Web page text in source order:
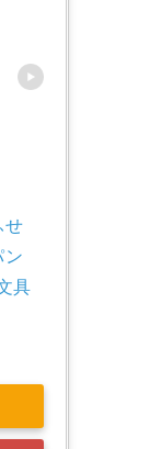
せ
ン
具